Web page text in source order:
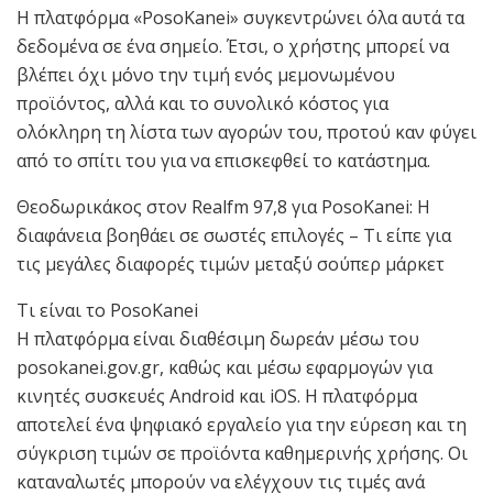
Η πλατφόρμα «PosoKanei» συγκεντρώνει όλα αυτά τα
δεδομένα σε ένα σημείο. Έτσι, ο χρήστης μπορεί να
βλέπει όχι μόνο την τιμή ενός μεμονωμένου
προϊόντος, αλλά και το συνολικό κόστος για
ολόκληρη τη λίστα των αγορών του, προτού καν φύγει
από το σπίτι του για να επισκεφθεί το κατάστημα.
Θεοδωρικάκος στον Realfm 97,8 για PosoKanei: Η
διαφάνεια βοηθάει σε σωστές επιλογές – Τι είπε για
τις μεγάλες διαφορές τιμών μεταξύ σούπερ μάρκετ
Τι είναι το PosoKanei
Η πλατφόρμα είναι διαθέσιμη δωρεάν μέσω του
posokanei.gov.gr, καθώς και μέσω εφαρμογών για
κινητές συσκευές Android και iOS. Η πλατφόρμα
αποτελεί ένα ψηφιακό εργαλείο για την εύρεση και τη
σύγκριση τιμών σε προϊόντα καθημερινής χρήσης. Οι
καταναλωτές μπορούν να ελέγχουν τις τιμές ανά